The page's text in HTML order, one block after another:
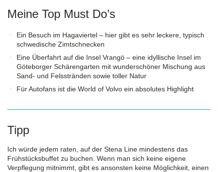
Meine Top Must Do’s
Ein Besuch im Hagaviertel – hier gibt es sehr leckere, typisch
schwedische Zimtschnecken
Eine Überfahrt auf die Insel Vrangö – eine idyllische Insel im
Göteborger Schärengarten mit wunderschöner Mischung aus
Sand- und Felsstränden sowie toller Natur
Für Autofans ist die World of Volvo ein absolutes Highlight
Tipp
Ich würde jedem raten, auf der Stena Line mindestens das
Frühstücksbuffet zu buchen. Wenn man sich keine eigene
Verpflegung mitnimmt, gibt es ansonsten keine Möglichkeit, einen